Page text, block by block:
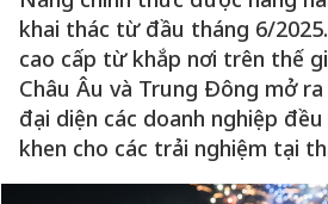
khai thác từ đầu tháng 6/
cao cấp từ khắp nơi trên thế
Châu Âu và Trung Đông mở
đại diện các doanh nghiệp
khen cho các trải nghiệm tại